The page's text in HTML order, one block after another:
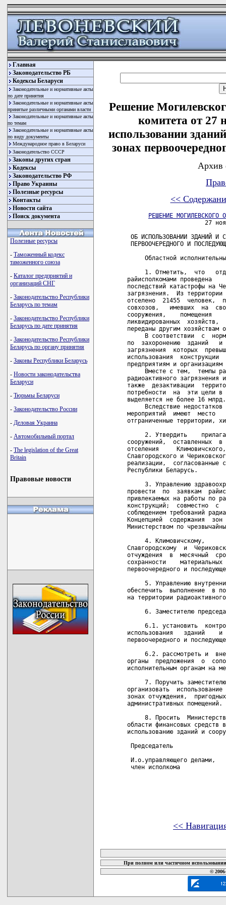
Главная
Законодательство РБ
Кодексы Беларуси
Законодательные и нормативные акты
по дате принятия
Законодательные и нормативные акты
принятые различными органами власти
Законодательные и нормативные акты
по темам
Законодательные и нормативные акты
по виду документы
Международное право в Беларуси
Законодательство СССР
Законы других стран
Кодексы
Законодательство РФ
Право Украины
Полезные ресурсы
Контакты
Новости сайта
Поиск документа
Полезные ресурсы
- Таможенный кодекс
таможенного союза
- Каталог предприятий и
организаций СНГ
- Законодательство Республики
Беларусь по темам
- Законодательство Республики
Беларусь по дате принятия
- Законодательство Республики
Беларусь по органу принятия
- Законы Республики Беларусь
- Новости законодательства
Беларуси
- Тюрьмы Беларуси
- Законодательство России
- Деловая Украина
- Автомобильный портал
- The legislation of the Great
Britain
Правовые новости
Решение
комитета от 27
использовании
зонах
Архив
<<
РЕШЕНИЕ МОГИЛЕВСКОГО
27
ОБ ИСПОЛЬЗОВАНИИ ЗДАНИЙ И
ПЕРВООЧЕРЕДНОГО И
Областной
1. Отметить,  что
райисполкомами проведена
последствий катастрофы на
загрязнения.  Из территории
отселено  21455  человек,
совхозов,   имевших  на
сооружения,    помещения
ликвидированных  хозяйств,
переданы другим хозяйствам
В соответствии  с
по  захоронению  зданий   и
загрязнения  которых
использования
предприятиям и
Вместе с тем,  темпы
радиоактивного
также  дезактивации
потребности  на  эти цели в
выделяется не более 16
Вследствие недостатков
мероприятий  имеют  место
отграниченные территории,
2. Утвердить
сооружений,  оставленных
отселения
Славгородского и
реализации,  согласованные
Республики Беларусь.
3. Управлению
провести  по  заявкам
привлекаемых на работы по
конструкций;  совместно  с
соблюдением требований
Концепцией  содержания
Министерством по
4. Климовичскому,
Славгородскому  и
отчуждения  в  месячный
сохранности
первоочередного и
5. Управлению
обеспечить  выполнение  в
на территории
6. Заместителю
6.1. установить
использования   зданий
первоочередного и
6.2. рассмотреть и
органы  предложения  о
исполнительным органам на
7. Поручить
организовать
зонах отчуждения,
административных помещений.
8. Просить
области финансовых средств
использованию зданий и
Председатель
И.о.управляющего делами,
член исполкома
<<
При полном или частичном
©